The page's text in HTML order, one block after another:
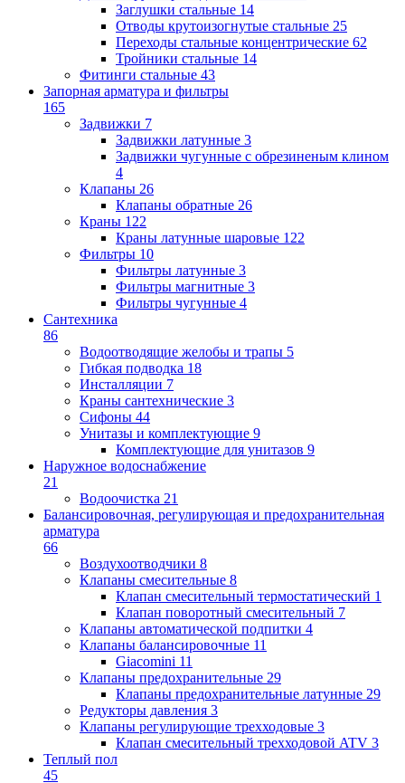
Заглушки стальные 14
Отводы крутоизогнутые стальные 25
Переходы стальные концентрические 62
Тройники стальные 14
Фитинги стальные 43
Запорная арматура и фильтры
165
Задвижки 7
Задвижки латунные 3
Задвижки чугунные с обрезиненым клином
4
Клапаны 26
Клапаны обратные 26
Краны 122
Краны латунные шаровые 122
Фильтры 10
Фильтры латунные 3
Фильтры магнитные 3
Фильтры чугунные 4
Сантехника
86
Водоотводящие желобы и трапы 5
Гибкая подводка 18
Инсталляции 7
Краны сантехнические 3
Сифоны 44
Унитазы и комплектующие 9
Комплектующие для унитазов 9
Наружное водоснабжение
21
Водоочистка 21
Балансировочная, регулирующая и предохранительная
арматура
66
Воздухоотводчики 8
Клапаны cмесительные 8
Клапан cмесительный термостатический 1
Клапан поворотный cмесительный 7
Клапаны автоматической подпитки 4
Клапаны балансировочные 11
Giacomini 11
Клапаны предохранительные 29
Клапаны предохранительные латунные 29
Редукторы давления 3
Клапаны регулирующие трехходовые 3
Клапан смесительный трехходовой ATV 3
Теплый пол
45